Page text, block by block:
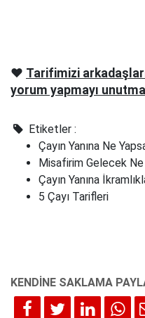
❤️ Tarifimizi
yorum yapmayı
Etiketler :
Çayın Yanına Ne
Misafirim Gelecek Ne
Çayın Yanına
5 Çayı Tarifleri